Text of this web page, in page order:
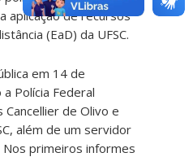
aplicação de recursos
(EaD) da UFSC.
em 14 de
Polícia Federal
de Olivo e
além de um servidor
Nos primeiros informes